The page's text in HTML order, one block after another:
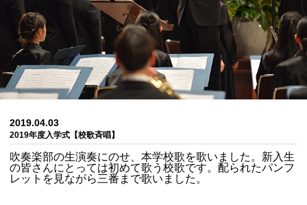
2019.04.03
2019年度入学式【校歌斉唱】
吹奏楽部の生演奏にのせ、本学校歌を歌いました。新入生
の皆さんにとっては初めて歌う校歌です。配られたパンフ
レットを見ながら三番まで歌いました。